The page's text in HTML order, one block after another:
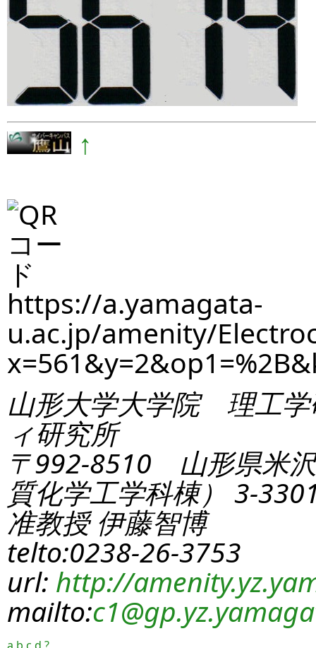
↑
https://a.yamagata-
u.ac.jp/amenity/
山形大学大学院 理工学
ィ研究所
〒992-8510 山形県米
質化学工学科棟） 3-
准教授 伊藤智博
telto:0238-26-3753
url: http://
mailto:c1